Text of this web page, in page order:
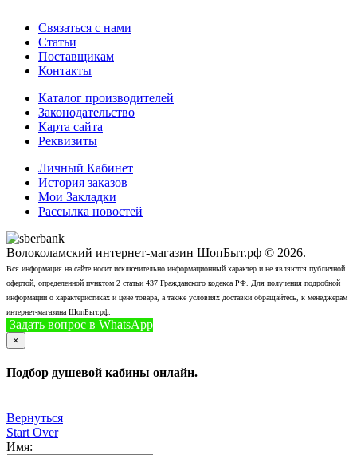
Связаться с нами
Статьи
Поставщикам
Контакты
Каталог производителей
Законодательство
Карта сайта
Реквизиты
Личный Кабинет
История заказов
Мои Закладки
Рассылка новостей
Волоколамский интернет-магазин ШопБыт.рф © 2026.
Вся информация на сайте носит исключительно информационный характер и не являются публичной
офертой, определенной пунктом 2 статьи 437 Гражданского кодекса РФ. Для получения подробной
информации о характеристиках и цене товара, а также условиях доставки обращайтесь, к менеджерам
интернет-магазина ШопБыт.рф.
Задать вопрос в WhatsApp
×
Подбор душевой кабины онлайн.
Вернуться
Start Over
Имя: